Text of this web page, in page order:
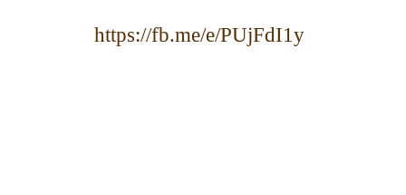
https://fb.me/e/PUjFdI1y